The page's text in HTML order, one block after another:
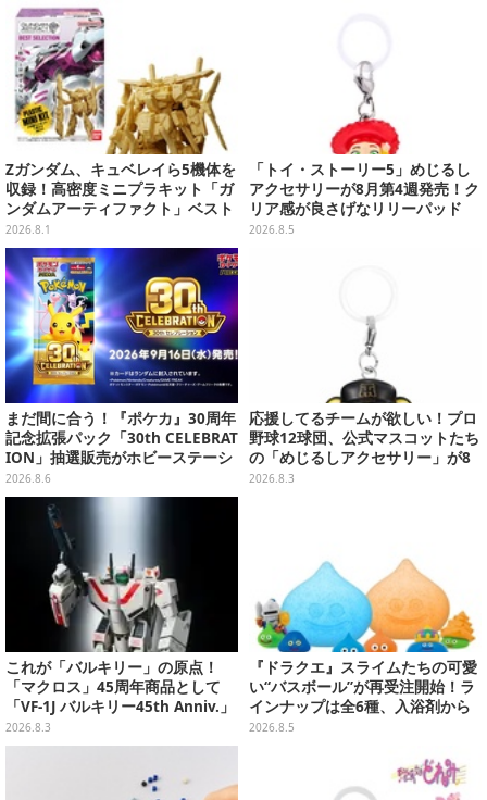
Zガンダム、キュベレイら5機体を
収録！高密度ミニプラキット「ガ
ンダムアーティファクト」ベスト
セレクションが10月発売
2026.8.1
「トイ・ストーリー5」めじるし
アクセサリーが8月第4週発売！ク
リア感が良さげなリリーパッド
や、ジェシーなど全5種ラインナ
2026.8.5
まだ間に合う！『ポケカ』30周年
記念拡張パック「30th CELEBRAT
ION」抽選販売がホビーステーシ
ョンで実施中、8月6日まで
2026.8.6
応援してるチームが欲しい！プロ
野球12球団、公式マスコットたち
の「めじるしアクセサリー」が8
月第2週より再販
2026.8.3
これが「バルキリー」の原点！
「マクロス」45周年商品として
「VF-1J バルキリー45th Anniv.」
が予約開始
2026.8.3
『ドラクエ』スライムたちの可愛
い“バスボール”が再受注開始！ラ
インナップは全6種、入浴剤から
モンスターのフィギュアが出てく
2026.8.5